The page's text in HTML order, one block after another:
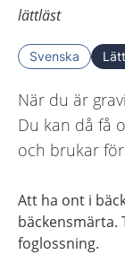
lättläst
Svenska
När du är
Du kan då få
och brukar
Att ha ont i
bäckensmärta.
foglossning.